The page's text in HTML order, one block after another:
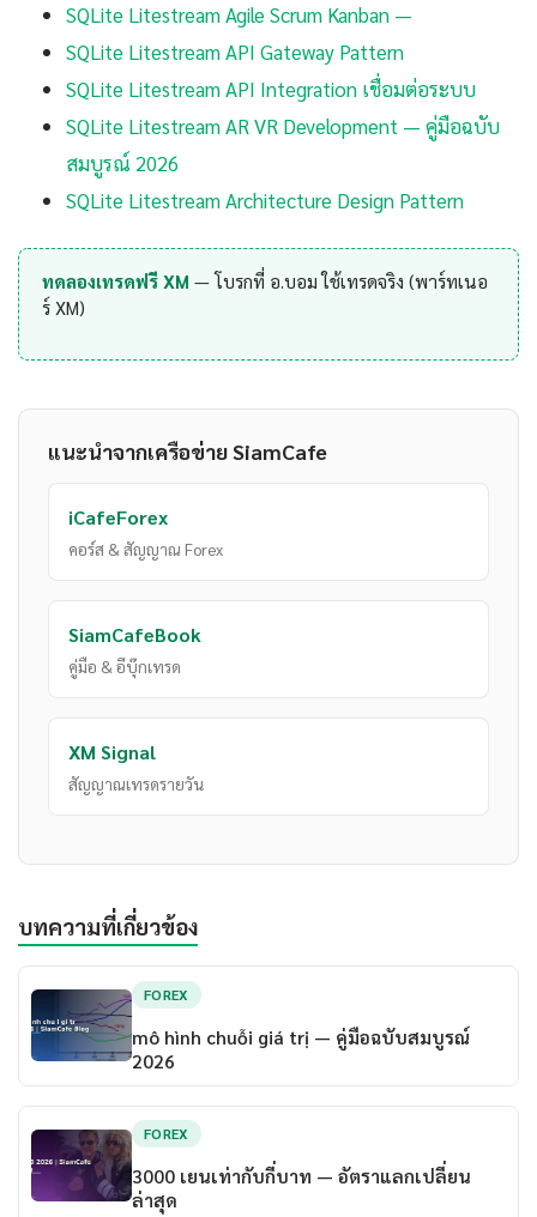
SQLite Litestream Agile Scrum Kanban —
SQLite Litestream API Gateway Pattern
SQLite Litestream API Integration เชื่อมต่อระบบ
SQLite Litestream AR VR Development — คู่มือฉบับ
สมบูรณ์ 2026
SQLite Litestream Architecture Design Pattern
ทดลองเทรดฟรี XM— โบรกที่ อ.บอม ใช้เทรดจริง (พาร์ทเนอ
ร์ XM)
แนะนำจากเครือข่าย SiamCafe
iCafeForex
คอร์ส & สัญญาณ Forex
SiamCafeBook
คู่มือ & อีบุ๊กเทรด
XM Signal
สัญญาณเทรดรายวัน
บทความที่เกี่ยวข้อง
FOREX
mô hình chuỗi giá trị — คู่มือฉบับสมบูรณ์
2026
FOREX
3000 เยนเท่ากับกี่บาท — อัตราแลกเปลี่ยน
ล่าสุด